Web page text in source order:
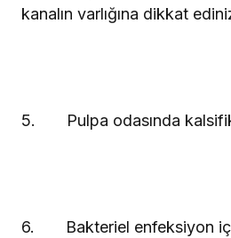
kanalın varlığına dikkat
5. Pulpa odasında
6.
Bakteriel enfeksiyon